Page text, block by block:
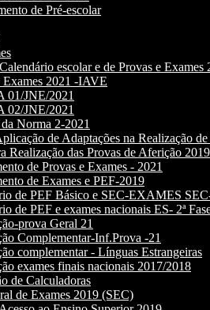
de Pré-escolar
escolar e de Provas e Exames
Exames 2021 -IAVE
01/JNE/2021
02/JNE/2021
Norma 2-2021
de Adaptações na Realização
Realização das Provas de Aferição 2019
de Provas e Exames - 2021
de Exames e PEF-2019
de PEF Básico e SEC-EXAMES
de PEF e exames nacionais ES- 2ª
prova Geral 21
Complementar-Inf.Prova -21
complementar - Línguas Estrangeiras
exames finais nacionais 2017/2018
de Calculadoras
de Exames 2019 (SEC)